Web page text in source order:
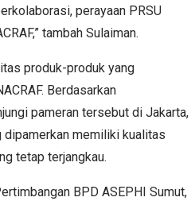
perayaan PRSU
tambah Sulaiman.
produk-produk yang
Berdasarkan
pameran tersebut di Jakarta,
dipamerkan memiliki kualitas
tetap terjangkau.
BPD ASEPHI Sumut,